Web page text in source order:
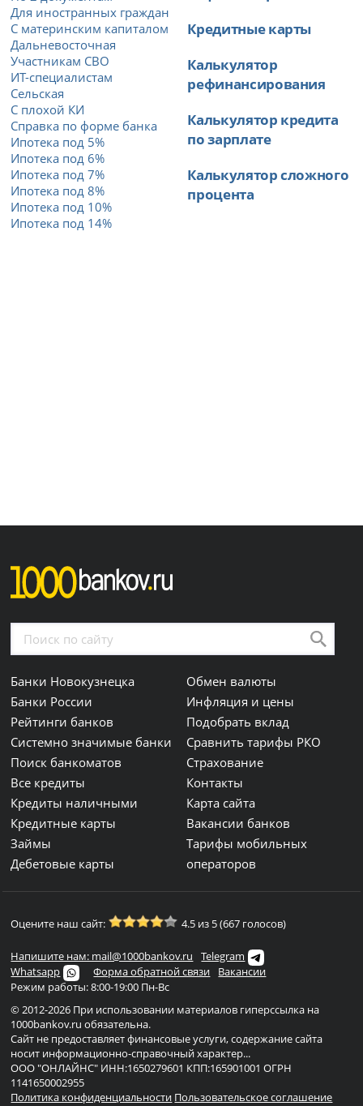
Для иностранных граждан
С материнским капиталом
Дальневосточная
Участникам СВО
ИТ-специалистам
Сельская
С плохой КИ
Справка по форме банка
Ипотека под 5%
Ипотека под 6%
Ипотека под 7%
Ипотека под 8%
Ипотека под 10%
Ипотека под 14%
Кредитные карты
Калькулятор
рефинансирования
Калькулятор кредита
по зарплате
Калькулятор сложного
процента
Банки Новокузнецка
Банки России
Рейтинги банков
Системно значимые банки
Поиск банкоматов
Все кредиты
Кредиты наличными
Кредитные карты
Займы
Дебетовые карты
Обмен валюты
Инфляция и цены
Подобрать вклад
Сравнить тарифы РКО
Страхование
Контакты
Карта сайта
Вакансии банков
Тарифы мобильных
операторов
Оцените наш сайт: 4.5 из 5 (667 голосов)
Напишите нам: mail@1000bankov.ru
Telegram
Whatsapp
Форма обратной связи
Вакансии
Режим работы: 8:00-19:00 Пн-Вс
© 2012-2026 При использовании материалов гиперссылка на
1000bankov.ru обязательна.
Сайт не предоставляет финансовые услуги, содержание сайта
носит информационно-справочный характер...
ООО "ОНЛАЙНС" ИНН:1650279601 КПП:165901001 ОГРН
1141650002955
Политика конфиденциальности Пользовательское соглашение